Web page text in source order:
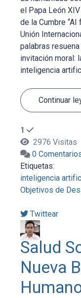
el Papa León
de la Cumbre
Unión
palabras
invitación moral:
inteligencia
Continuar
1
2976 Visitas
0
Etiquetas:
inteligencia
Objetivos de
Twittear
Salud
Nueva